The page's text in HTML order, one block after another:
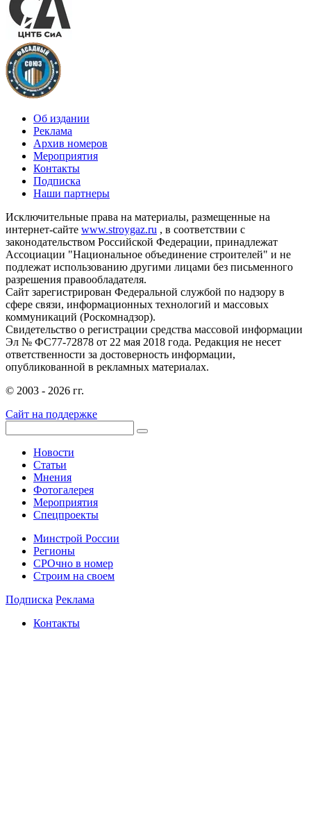
Об издании
Реклама
Архив номеров
Мероприятия
Контакты
Подписка
Наши партнеры
Исключительные права на материалы, размещенные на
интернет-сайте www.stroygaz.ru , в соответствии с
законодательством Российской Федерации, принадлежат
Ассоциации "Национальное объединение строителей" и не
подлежат использованию другими лицами без письменного
разрешения правообладателя.
Сайт зарегистрирован Федеральной службой по надзору в
сфере связи, информационных технологий и массовых
коммуникаций (Роскомнадзор).
Свидетельство о регистрации средства массовой информации
Эл № ФС77-72878 от 22 мая 2018 года. Редакция не несет
ответственности за достоверность информации,
опубликованной в рекламных материалах.
© 2003 - 2026 гг.
Сайт на поддержке
Новости
Статьи
Мнения
Фотогалерея
Мероприятия
Спецпроекты
Минстрой России
Регионы
СРОчно в номер
Строим на своем
Подписка Реклама
Контакты